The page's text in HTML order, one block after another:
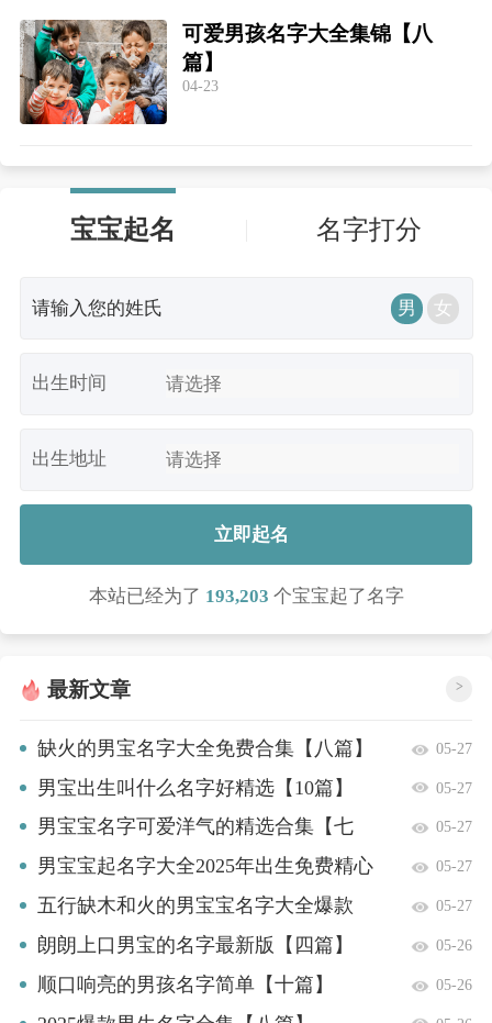
可爱男孩名字大全集锦【八
篇】
04-23
宝宝起名 名字打分
男 女
出生时间
出生地址
立即起名
本站已经为了 193,203 个宝宝起了名字
最新文章 >
缺火的男宝名字大全免费合集【八篇】 05-27
男宝出生叫什么名字好精选【10篇】 05-27
男宝宝名字可爱洋气的精选合集【七
篇】
05-27
男宝宝起名字大全2025年出生免费精心
挑选【3篇】
05-27
五行缺木和火的男宝宝名字大全爆款
【七篇】
05-27
朗朗上口男宝的名字最新版【四篇】 05-26
顺口响亮的男孩名字简单【十篇】 05-26